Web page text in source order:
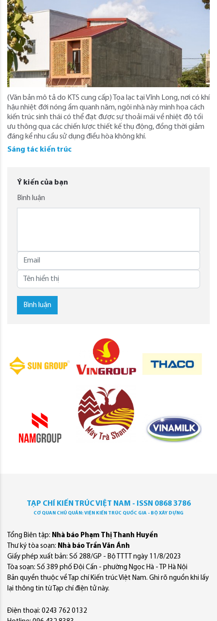
(Văn bản mô tả do KTS cung cấp) Tọa lạc tại Vĩnh Long, nơi có khí
hậu nhiệt đới nóng ẩm quanh năm, ngôi nhà này minh họa cách
kiến ​​trúc sinh thái có thể đạt được sự thoải mái về nhiệt độ tối
ưu thông qua các chiến lược thiết kế thụ động, đồng thời giảm
đáng kể nhu cầu sử dụng điều hòa không khí.
Sáng tác kiến trúc
Ý kiến của bạn
Bình luận
Bình luận
TẠP CHÍ KIẾN TRÚC VIỆT NAM - ISSN 0868 3786
CƠ QUAN CHỦ QUẢN: VIỆN KIẾN TRÚC QUỐC GIA - BỘ XÂY DỰNG
Tổng Biên tập: Nhà báo Phạm Thị Thanh Huyền
Thư ký tòa soạn: Nhà báo Trần Văn Ánh
Giấy phép xuất bản: Số 288/GP - Bộ TTTT ngày 11/8/2023
Tòa soạn: Số 389 phố Đội Cấn - phường Ngọc Hà - TP Hà Nội
Bản quyền thuộc về Tạp chí Kiến trúc Việt Nam. Ghi rõ nguồn khi lấy
lại thông tin từ Tạp chí điện tử này.
Điện thoại: 0243 762 0132